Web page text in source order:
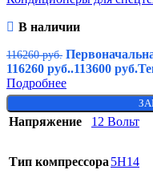
В наличии
116260руб.
116260 руб..113600 руб.
Подробнее
Напряжение 12 Вольт
Тип компрессора 5H14